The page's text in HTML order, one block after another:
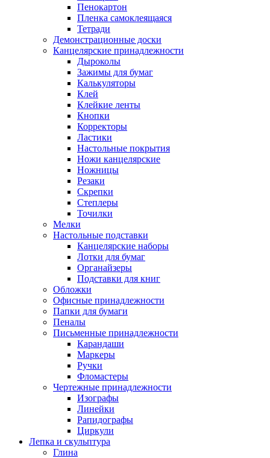
Пенокартон
Пленка самоклеящаяся
Тетради
Демонстрационные доски
Канцелярские принадлежности
Дыроколы
Зажимы для бумаг
Калькуляторы
Клей
Клейкие ленты
Кнопки
Корректоры
Ластики
Настольные покрытия
Ножи канцелярские
Ножницы
Резаки
Скрепки
Степлеры
Точилки
Мелки
Настольные подставки
Канцелярские наборы
Лотки для бумаг
Органайзеры
Подставки для книг
Обложки
Офисные принадлежности
Папки для бумаги
Пеналы
Письменные принадлежности
Карандаши
Маркеры
Ручки
Фломастеры
Чертежные принадлежности
Изографы
Линейки
Рапидографы
Циркули
Лепка и скульптура
Глина